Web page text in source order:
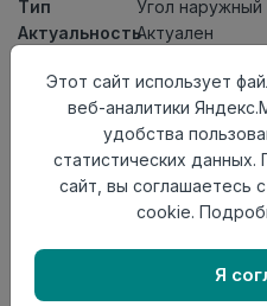
Тип
Угол наружный
АктуальностьАктуален
Осталось6 шт
Внимание! Внешний вид
представленного на
в момент приобретения
Этот сайт использует
веб-аналитики
удобства
статистических
сайт, вы соглашаетесь
cookie.
Я